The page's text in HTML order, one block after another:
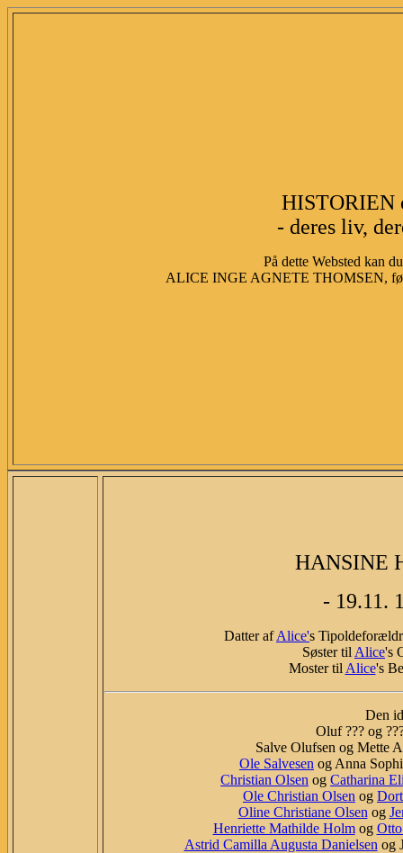
HISTORIEN
- deres liv,
På dette Websted kan
ALICE INGE AGNETE THOMSEN,
HANSINE
- 19.11.
Datter afAlice's
Søster til Alice's
Moster til Alice's
Den
Oluf ??? og
Salve Olufsen og Mette
Ole Salvesen og Anna
Christian Olsen og Catharina
Ole Christian Olsen og
Oline Christiane Olsen og
Henriette Mathilde Holmog
Astrid Camilla Augusta Danielsen og